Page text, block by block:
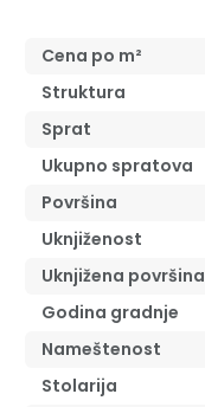
Cena po m²
Struktura
Sprat
Ukupno spratova
Površina
Uknjiženost
Uknjižena površina
Godina gradnje
Nameštenost
Stolarija